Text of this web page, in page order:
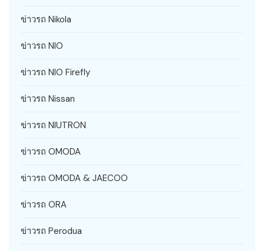
ข่าวรถ Nikola
ข่าวรถ NIO
ข่าวรถ NIO Firefly
ข่าวรถ Nissan
ข่าวรถ NIUTRON
ข่าวรถ OMODA
ข่าวรถ OMODA & JAECOO
ข่าวรถ ORA
ข่าวรถ Perodua